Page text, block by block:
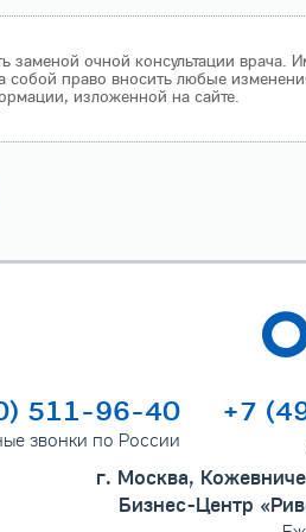
заменой очной консультации врача.
собой право вносить любые
изложенной на сайте.
511-96-40
звонки по России
+7
г. Москва,
Бизнес-Центр